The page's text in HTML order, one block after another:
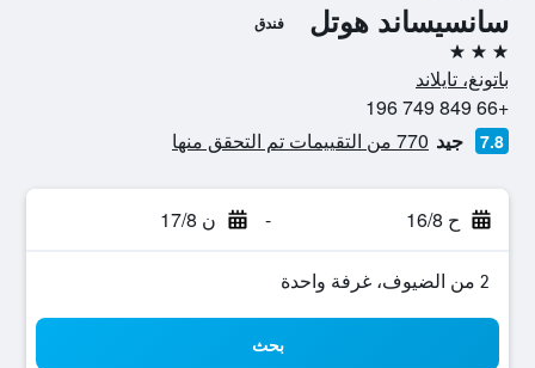
سانسيساند هوتل فندق
3 نجوم
باتونغ، تايلاند
+66 849 749 196
7.8 جيد 770 من التقييمات تم التحقق منها
ح 16/8 - ن 17/8
2 من الضيوف، غرفة واحدة
بحث